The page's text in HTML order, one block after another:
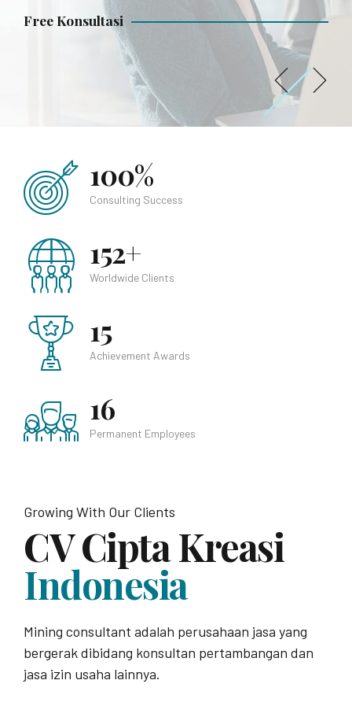
Free Konsultasi
Free Konsultasi
Free Konsultasi
100%
Consulting Success
152+
Worldwide Clients
15
Achievement Awards
16
Permanent Employees
Growing With Our Clients
CV Cipta Kreasi
Indonesia
Mining consultant adalah perusahaan jasa yang
bergerak dibidang konsultan pertambangan dan
jasa izin usaha lainnya.